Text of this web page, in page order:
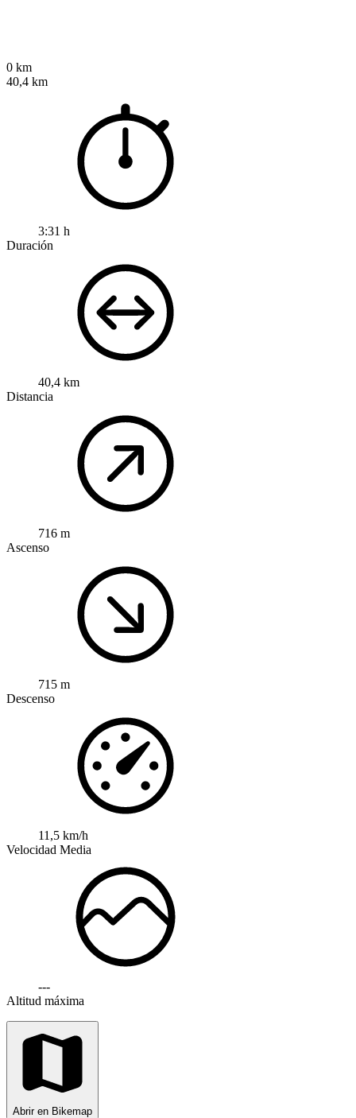
0 km
40,4 km
3:31 h
Duración
40,4 km
Distancia
716 m
Ascenso
715 m
Descenso
11,5 km/h
Velocidad Media
---
Altitud máxima
Abrir en Bikemap